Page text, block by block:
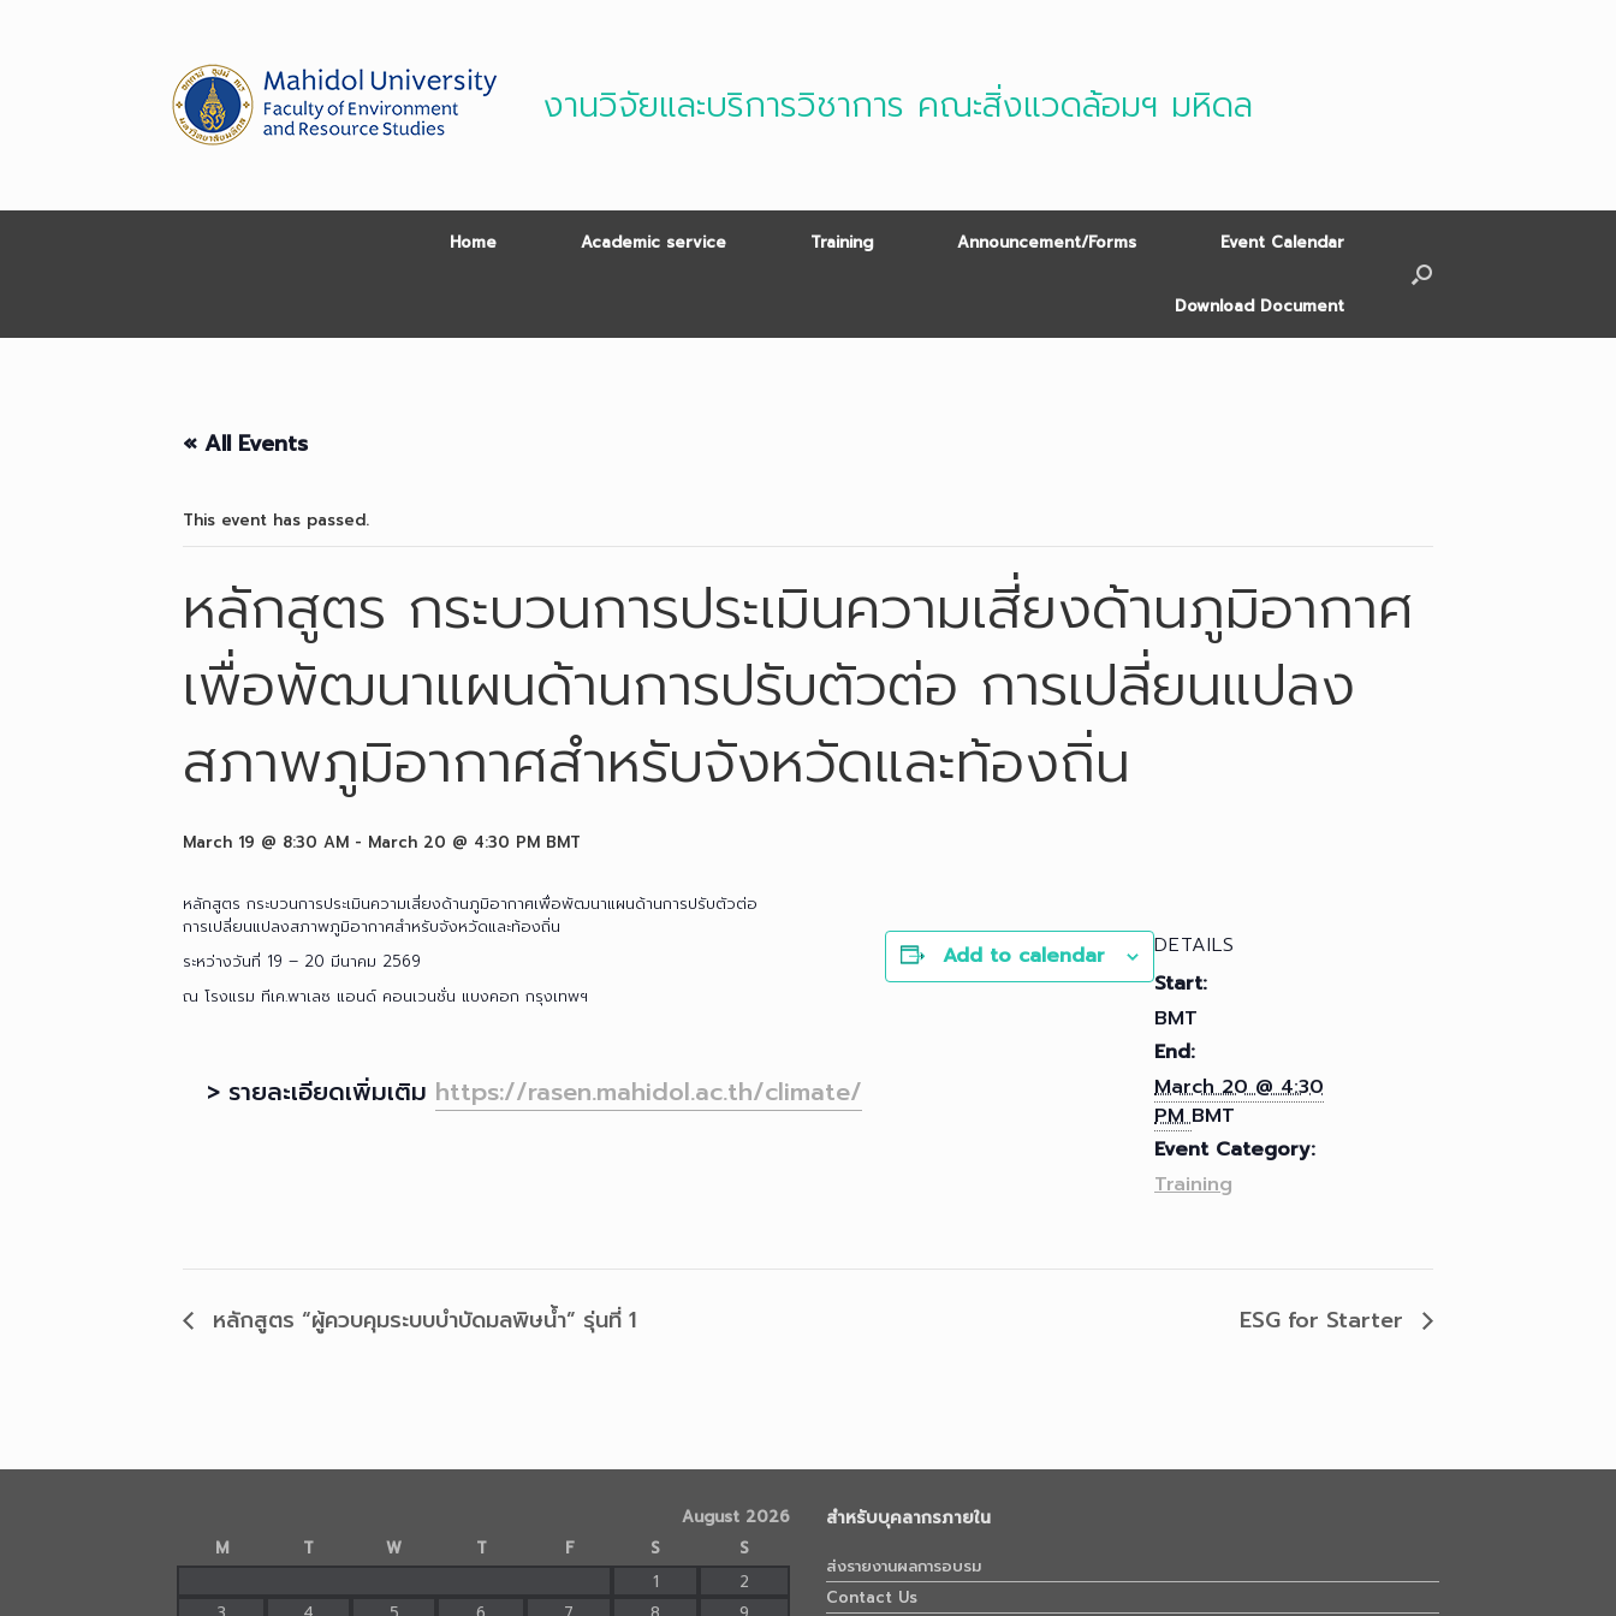
งานวิจัยและบริการวิชาการ คณะสิ่งแวดล้อมฯ มหิดล
Home Academic service Training Announcement/Forms Event Calendar
Download Document
« All Events
This event has passed.
หลักสูตร กระบวนการประเมินความเสี่ยงด้านภูมิอากาศ
เพื่อพัฒนาแผนด้านการปรับตัวต่อ การเปลี่ยนแปลง
สภาพภูมิอากาศสำหรับจังหวัดและท้องถิ่น
March 19 @ 8:30 AM - March 20 @ 4:30 PM BMT
หลักสูตร กระบวนการประเมินความเสี่ยงด้านภูมิอากาศเพื่อพัฒนาแผนด้านการปรับตัวต่อ
การเปลี่ยนแปลงสภาพภูมิอากาศสำหรับจังหวัดและท้องถิ่น
ระหว่างวันที่ 19 – 20 มีนาคม 2569
ณ โรงแรม ทีเค.พาเลซ แอนด์ คอนเวนชั่น แบงคอก กรุงเทพฯ
> รายละเอียดเพิ่มเติม https://rasen.mahidol.ac.th/climate/
Add to calendar
DETAILS
Start:
BMT
End:
March 20 @ 4:30
PMBMT
Event Category:
Training
หลักสูตร “ผู้ควบคุมระบบบำบัดมลพิษน้ำ” รุ่นที่ 1 ESG for Starter
August 2026
M
T W T F S
S
1
2
สำหรับบุคลากรภายใน
ส่งรายงานผลการอบรม
Contact Us